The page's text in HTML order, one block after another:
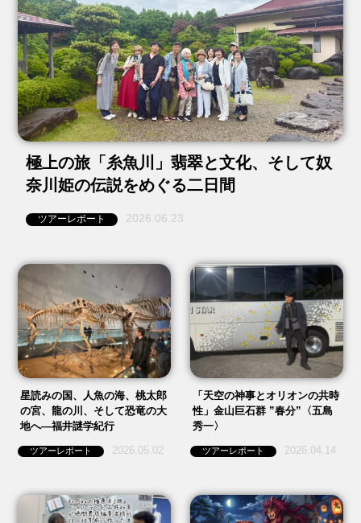
極上の旅「糸魚川」翡翠と文化、そして奴
奈川姫の伝説をめぐる二日間
ツアーレポート 2026.06.23
星読みの国、人魚の海、桃太郎
の宮、龍の川、そして恐竜の大
地へ—福井謎学紀行
ツアーレポート 2026.05.02
「天空の神事とオリオンの共時
性」金山巨石群 ”春分”〈五島
秀一〉
ツアーレポート 2026.04.14